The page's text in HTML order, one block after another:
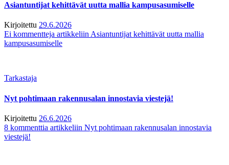
Asiantuntijat kehittävät uutta mallia kampusasumiselle
Kirjoitettu 29.6.2026
Ei kommentteja artikkeliin Asiantuntijat kehittävät uutta mallia
kampusasumiselle
Tarkastaja
Nyt pohtimaan rakennusalan innostavia viestejä!
Kirjoitettu 26.6.2026
8 kommenttia artikkeliin Nyt pohtimaan rakennusalan innostavia
viestejä!